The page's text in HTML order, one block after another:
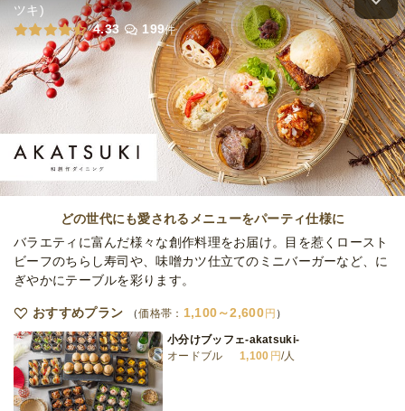
A&Gの洋食小分けdeluxeプラン
オードブル
2,600円/人
全てのプランを見る（4件）
オードブル
締切 1日前13時
最低ご注文金額 45,000
ツキ)
4.33
199件
どの世代にも愛されるメニューをパーティ仕様に
バラエティに富んだ様々な創作料理をお届け。目を惹くロースト
ビーフのちらし寿司や、味噌カツ仕立てのミニバーガーなど、に
ぎやかにテーブルを彩ります。
おすすめプラン 価格帯： 1,100～2,600 円
小分けブッフェ-akatsuki-
オードブル
1,100 円/人